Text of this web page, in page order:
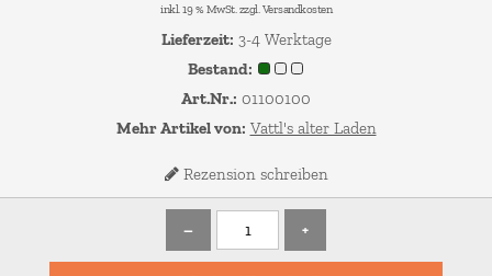
inkl. 19 % MwSt. zzgl.Versandkosten
Lieferzeit: 3-4 Werktage
Bestand:
Art.Nr.: 01100100
Mehr Artikel von: Vattl's alter Laden
Rezension schreiben
– +